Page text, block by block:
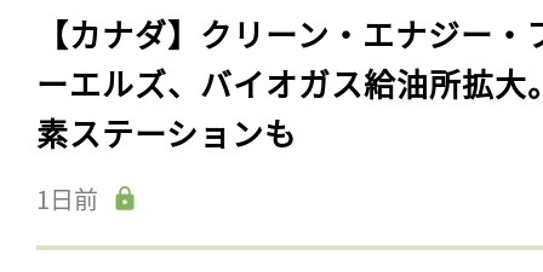
【カナダ】クリーン・エナジー・
ーエルズ、バイオガス給油所拡大
素ステーションも
1日前